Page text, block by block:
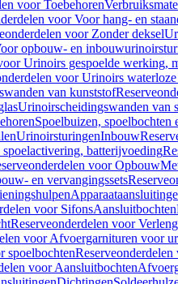
voor Toebehoren
voor Voor hang- en
voor Zonder deksel
opbouw- en
Urinoirs gespoelde werking,
voor Urinoirs
van kunststof
Urinoirscheidingswanden van
Spoelbuizen, spoelbochten
UrinoirsturingenInbouw
batterijvoeding
voor Opbouw
en vervangingssets
voor SifonsAansluitbochten
Reserveonderdelen voor
voor Afvoergarnituren voor
spoelbochten
voor Aansluitbochten